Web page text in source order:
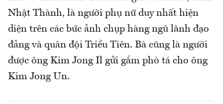
Nhật Thành, là người phụ nữ duy nhất hiện
diện trên các bức ảnh chụp hàng ngũ lãnh đạo
đảng và quân đội Triều Tiên. Bà cũng là người
được ông Kim Jong Il gửi gắm phò tá cho ông
Kim Jong Un.